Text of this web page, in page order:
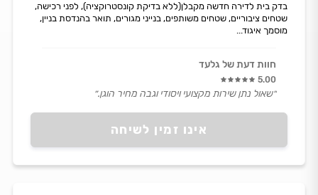
אינו זמין לשיחה
בדק בית לדירה חדשה מקבלן(ללא בדיקת קונסטרוקציה), לפני רכישה,
שטחים ציבוריים, שטחים משותפים, בנייני מגורים, תואר בהנדסת בניין,
מוסמך איגוד...
חוות דעת של גלעד
5.00
״שאול נתן שירות מקצועי ויסודי וגבה מחיר הוגן.״